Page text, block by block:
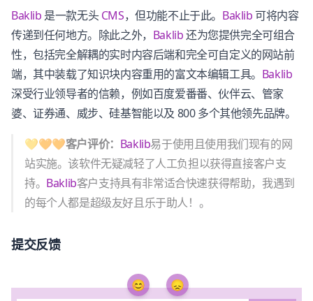
Baklib 是一款无头CMS，但功能不止于此。 Baklib 可将内容
传递到任何地方。除此之外， Baklib还为您提供完全可组合
性，包括完全解耦的实时内容后端和完全可自定义的网站前
端，其中装载了知识块内容重用的富文本编辑工具。 Baklib
深受行业领导者的信赖，例如百度爱番番、伙伴云、管家
婆、证券通、威步、硅基智能以及 800 多个其他领先品牌。
💛🧡🧡客户评价： Baklib易于使用且使用我们现有的网
站实施。该软件无疑减轻了人工负担以获得直接客户支
持。 Baklib客户支持具有非常适合快速获得帮助，我遇到
的每个人都是超级友好且乐于助人！。
提交反馈
😊 😞